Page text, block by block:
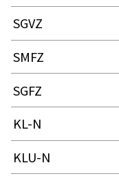
SGVZ
SMFZ
SGFZ
KL-N
KLU-N